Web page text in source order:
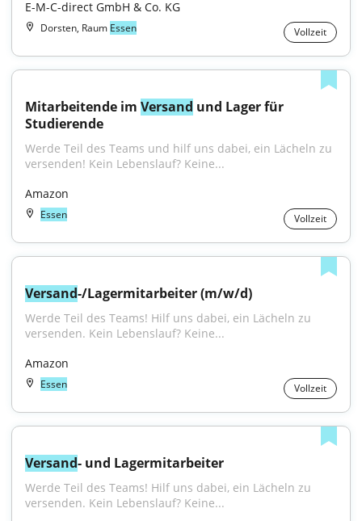
E-M-C-direct GmbH & Co. KG
Dorsten, Raum Essen Vollzeit
Mitarbeitende im Versand und Lager für
Studierende
Werde Teil des Teams und hilf uns dabei, ein Lächeln zu
versenden! Kein Lebenslauf? Keine...
Amazon
Essen Vollzeit
Versand-/Lagermitarbeiter (m/w/d)
Werde Teil des Teams! Hilf uns dabei, ein Lächeln zu
versenden. Kein Lebenslauf? Keine...
Amazon
Essen Vollzeit
Versand- und Lagermitarbeiter
Werde Teil des Teams! Hilf uns dabei, ein Lächeln zu
versenden. Kein Lebenslauf? Keine...